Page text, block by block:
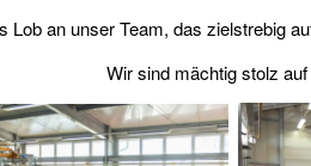
Lob an unser Team, das zielstrebig
Wir sind mächtig stolz